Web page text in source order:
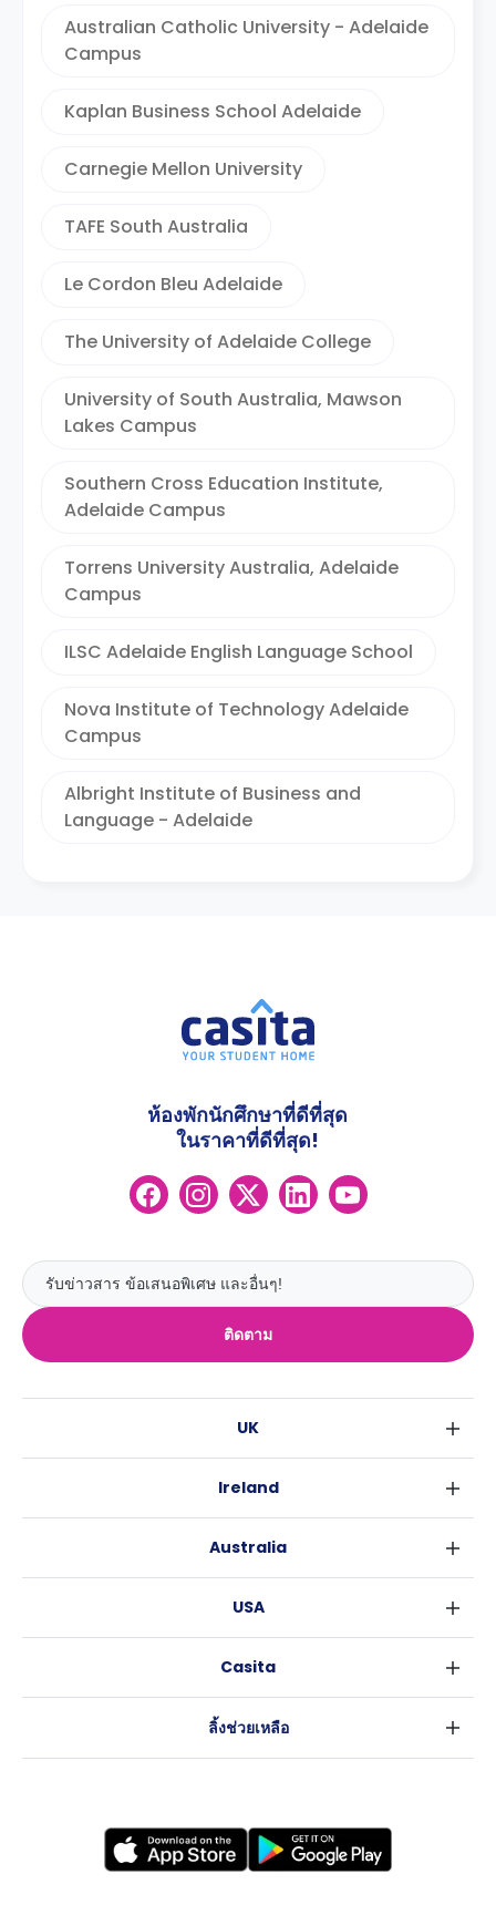
Australian Catholic University - Adelaide
Campus
Kaplan Business School Adelaide
Carnegie Mellon University
TAFE South Australia
Le Cordon Bleu Adelaide
The University of Adelaide College
University of South Australia, Mawson
Lakes Campus
Southern Cross Education Institute,
Adelaide Campus
Torrens University Australia, Adelaide
Campus
ILSC Adelaide English Language School
Nova Institute of Technology Adelaide
Campus
Albright Institute of Business and
Language - Adelaide
ติดตาม
ห้องพักนักศึกษาที่ดีที่สุด
ในราคาที่ดีที่สุด!
UK
กลาสโกว
เอดินเบอระ
ลีดส์
บริสโทล
คาร์ดิฟ
แบรดฟอร์ด
นิวแคสเซิล
Ireland
Australia
บริสเบน
อะเดลายด์
USA
แอตแลนตา
Casita
ลิ้งช่วยเหลือ